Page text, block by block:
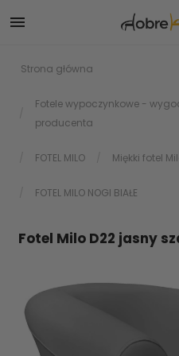

Strona główna
Fotele wypoczynkowe -
producenta
FOTEL MILO Miękki fotel
FOTEL MILO NOGI BIAŁE
Fotel Milo D22 jasny